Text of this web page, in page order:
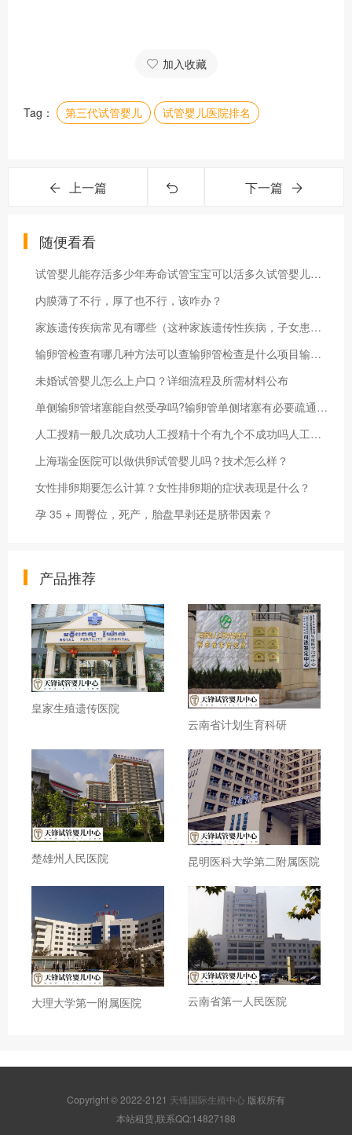
加入收藏
Tag： 第三代试管婴儿 试管婴儿医院排名
上一篇 下一篇
随便看看
试管婴儿能存活多少年寿命试管宝宝可以活多久试管婴儿的卵子能存活时间
内膜薄了不行，厚了也不行，该咋办？
家族遗传疾病常见有哪些（这种家族遗传性疾病，子女患病率50%）
输卵管检查有哪几种方法可以查输卵管检查是什么项目输卵管疾病的一些症状和检查
未婚试管婴儿怎么上户口？详细流程及所需材料公布
单侧输卵管堵塞能自然受孕吗?输卵管单侧堵塞有必要疏通吗?
人工授精一般几次成功人工授精十个有九个不成功吗人工授精和试管婴儿有什么区别？应该如何选择？
上海瑞金医院可以做供卵试管婴儿吗？技术怎么样？
女性排卵期要怎么计算？女性排卵期的症状表现是什么？
孕 35 + 周臀位，死产，胎盘早剥还是脐带因素？
产品推荐
皇家生殖遗传医院
云南省计划生育科研
楚雄州人民医院 昆明医科大学第二附属医院
大理大学第一附属医院 云南省第一人民医院
Copyright © 2022-2121 天锋国际生殖中心 版权所有
本站租赁,联系QQ:14827188